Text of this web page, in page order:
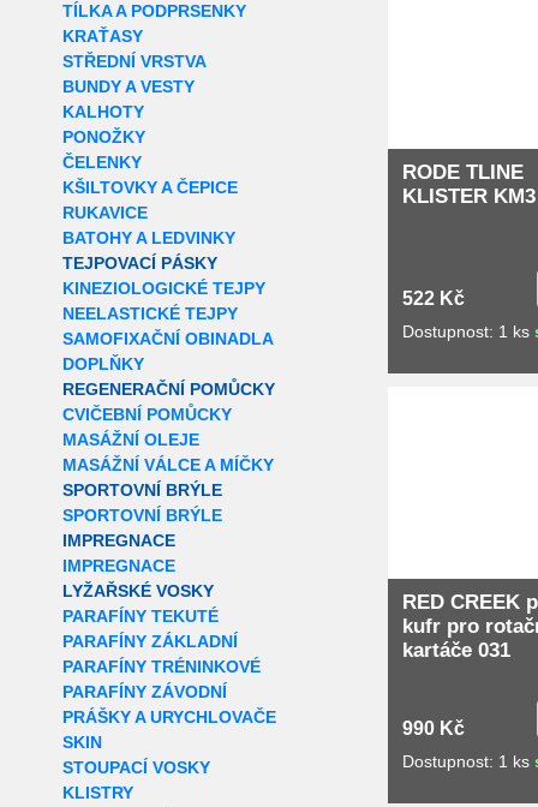
TÍLKA A PODPRSENKY
KRAŤASY
STŘEDNÍ VRSTVA
BUNDY A VESTY
KALHOTY
PONOŽKY
ČELENKY
KŠILTOVKY A ČEPICE
RUKAVICE
BATOHY A LEDVINKY
TEJPOVACÍ PÁSKY
KINEZIOLOGICKÉ TEJPY
NEELASTICKÉ TEJPY
SAMOFIXAČNÍ OBINADLA
DOPLŇKY
REGENERAČNÍ POMŮCKY
CVIČEBNÍ POMŮCKY
MASÁŽNÍ OLEJE
MASÁŽNÍ VÁLCE A MÍČKY
SPORTOVNÍ BRÝLE
SPORTOVNÍ BRÝLE
IMPREGNACE
IMPREGNACE
LYŽAŘSKÉ VOSKY
PARAFÍNY TEKUTÉ
PARAFÍNY ZÁKLADNÍ
PARAFÍNY TRÉNINKOVÉ
PARAFÍNY ZÁVODNÍ
PRÁŠKY A URYCHLOVAČE
SKIN
STOUPACÍ VOSKY
KLISTRY
RODE TLINE
KLISTER
522 Kč
Dostupnost: 1 ks
RED CREEK
kufr pro
kartáče 031
990 Kč
Dostupnost: 1 ks